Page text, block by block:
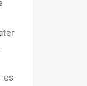
es